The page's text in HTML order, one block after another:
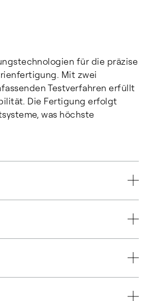
für die präzise
Mit zwei
Testverfahren erfüllt
Die Fertigung erfolgt
was höchste